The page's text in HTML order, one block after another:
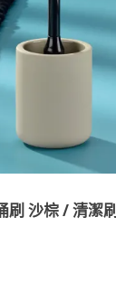
刷 沙棕 / 清潔刷